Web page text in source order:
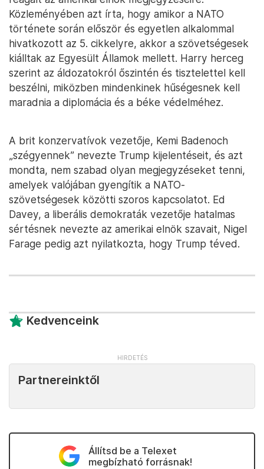
Közleményében azt írta, hogy amikor a NATO
története során először és egyetlen alkalommal
hivatkozott az 5. cikkelyre, akkor a szövetségesek
kiálltak az Egyesült Államok mellett. Harry herceg
szerint az áldozatokról őszintén és tisztelettel kell
beszélni, miközben mindenkinek hűségesnek kell
maradnia a diplomácia és a béke védelméhez.
A brit konzervatívok vezetője, Kemi Badenoch
„szégyennek” nevezte Trump kijelentéseit, és azt
mondta, nem szabad olyan megjegyzéseket tenni,
amelyek valójában gyengítik a NATO-
szövetségesek közötti szoros kapcsolatot. Ed
Davey, a liberális demokraták vezetője hatalmas
sértésnek nevezte az amerikai elnök szavait, Nigel
Farage pedig azt nyilatkozta, hogy Trump téved.
Kedvenceink
Partnereinktől
Állítsd be a Telexet
megbízható forrásnak!